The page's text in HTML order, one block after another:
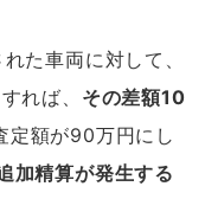
た車両に対して、
れば、 その差額10
定額が90万円にし
加精算が発生する